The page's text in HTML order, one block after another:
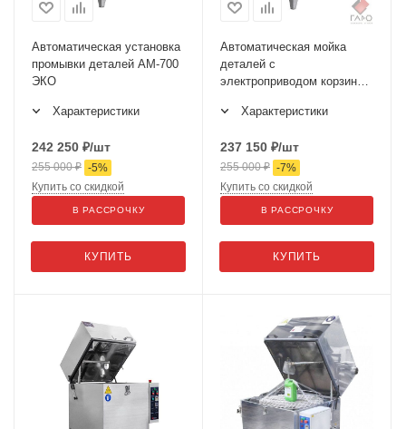
Автоматическая установка
промывки деталей АМ-700
ЭКО
Характеристики
242 250 ₽/шт
255 000₽ -5%
КУПИТЬ
Купить со скидкой
В РАССРОЧКУ
Автоматическая мойка
деталей с
электроприводом корзины
Характеристики
237 150 ₽/шт
255 000₽ -7%
КУПИТЬ
Купить со скидкой
В РАССРОЧКУ